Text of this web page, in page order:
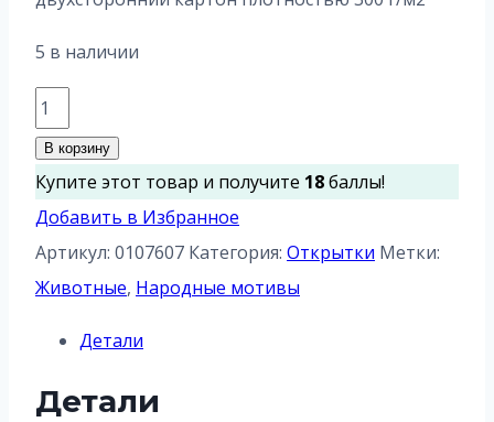
5 в наличии
Количество
товара
Маша
и
медведь
В корзину
Купите этот товар и получите 18баллы!
Добавить в Избранное
Артикул: 0107607 Категория: Открытки Метки:
Животные, Народные мотивы
Детали
Детали